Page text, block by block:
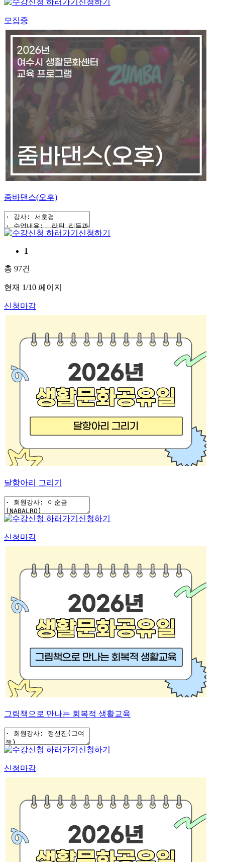
신청하기
모집중
줌바댄스(오후)
신청하기
1
총 97건
현재 1/10 페이지
신청마감
달항아리 그리기
신청하기
신청마감
그림책으로 만나는 회복적 생활교육
신청하기
신청마감